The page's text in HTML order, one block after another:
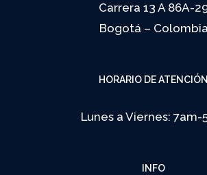
Carrera 13 A 86A-
Bogotá – Colombia
HORARIO DE ATENCIÓN
Lunes a Viernes: 7am-
INFO